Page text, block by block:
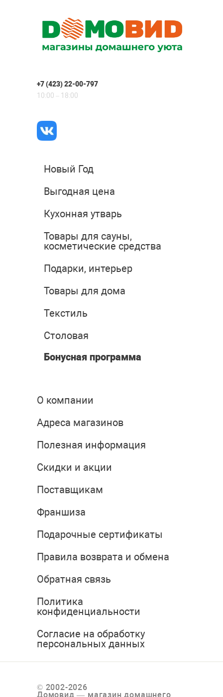
+7 (423) 22-00-797
10:00 – 18:00
Новый Год
Выгодная цена
Кухонная утварь
Товары для сауны,
косметические средства
Подарки, интерьер
Товары для дома
Текстиль
Столовая
Бонусная программа
О компании
Адреса магазинов
Полезная информация
Скидки и акции
Поставщикам
Франшиза
Подарочные сертификаты
Правила возврата и обмена
Обратная связь
Политика
конфиденциальности
Согласие на обработку
персональных данных
© 2002-2026
Домовид — магазин домашнего